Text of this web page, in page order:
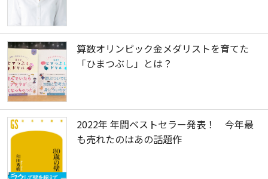
算数オリンピック金メダリストを育てた
「ひまつぶし」とは？
2022年 年間ベストセラー発表！ 今年最
も売れたのはあの話題作